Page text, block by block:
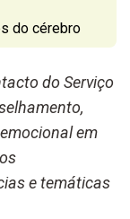
do cérebro
do Serviço
em
e temáticas